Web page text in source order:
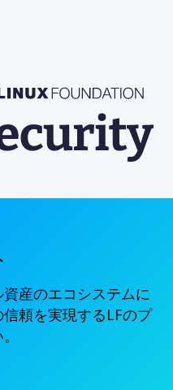
産のエコシステムに
頼を実現するLFのプ